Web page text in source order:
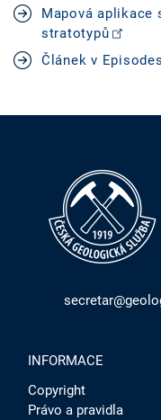
Mapová aplikace
stratotypů
Článek v Episodes
INFORMACE
Copyright
Právo a pravidla